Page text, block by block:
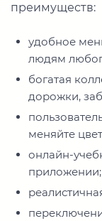
преимуществ:
удобное
людям
богатая
дорожки,
меняйте
онлайн-
приложении;